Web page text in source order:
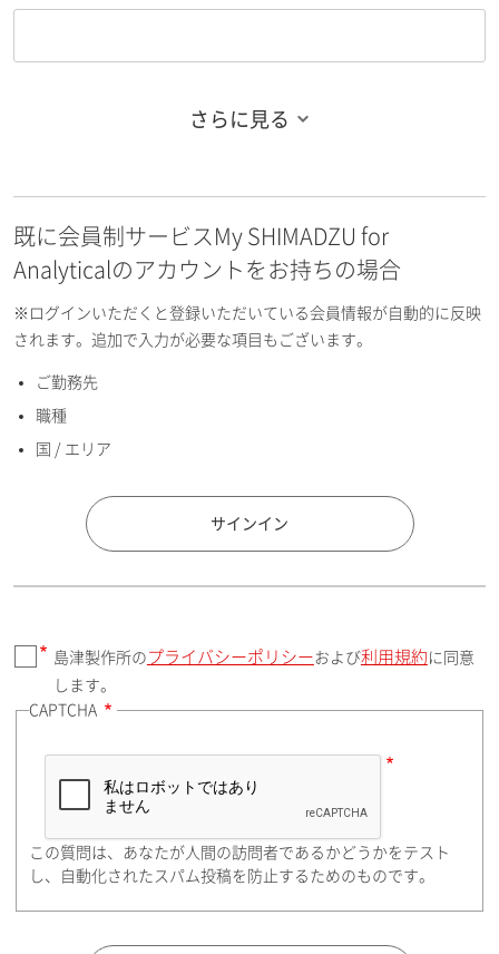
お名前フリガナ（名）
E-mailアドレス（半角英数）
国 / エリア
郵便番号（勤務先）
住所検索
都道府県（勤務先）
さらに見る
既に会員制サービスMy SHIMADZU for
Analyticalのアカウントをお持ちの場合
※ログインいただくと登録いただいている会員情報が自動的に反映
されます。追加で入力が必要な項目もございます。
ご勤務先
職種
国 / エリア
サインイン
島津製作所の プライバシーポリシー および利用規約 に同意
します。
CAPTCHA
この質問は、あなたが人間の訪問者であるかどうかをテスト
し、自動化されたスパム投稿を防止するためのものです。